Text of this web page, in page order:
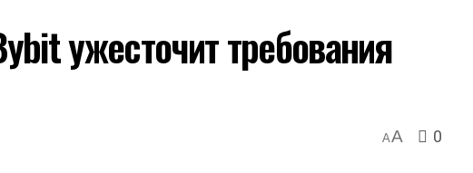
ужесточит требования
AA 0